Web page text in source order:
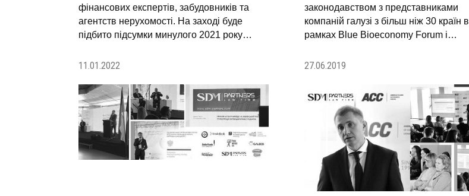
фінансових експертів, забудовників та
агентств нерухомості. На заході буде
підбито підсумки минулого 2021 року…
11.01.2022
законодавством з представниками
компаній галузі з більш ніж 30 країн в
рамках Blue Bioeconomy Forum і…
27.06.2019